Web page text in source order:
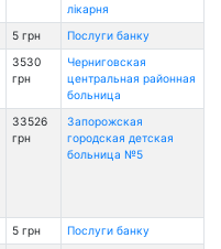
лікарня
5 грн Послуги банку
3530
грн
Черниговская
центральная районная
больница
33526
грн
Запорожская
городская детская
больница №5
5 грн Послуги банку